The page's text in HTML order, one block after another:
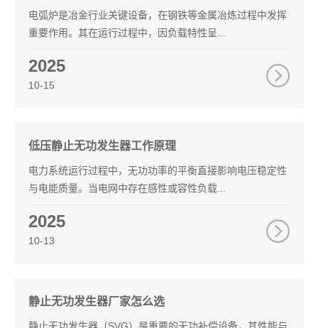
电弧炉是冶金行业关键设备，在钢铁等金属冶炼过程中发挥
重要作用。其在运行过程中，因负载特性呈...
2025
10-15
低压静止无功发生器工作原理
电力系统运行过程中，无功功率的平衡直接影响电压稳定性
与电能质量。当电网中存在感性或容性负载...
2025
10-13
静止无功发生器厂家怎么选